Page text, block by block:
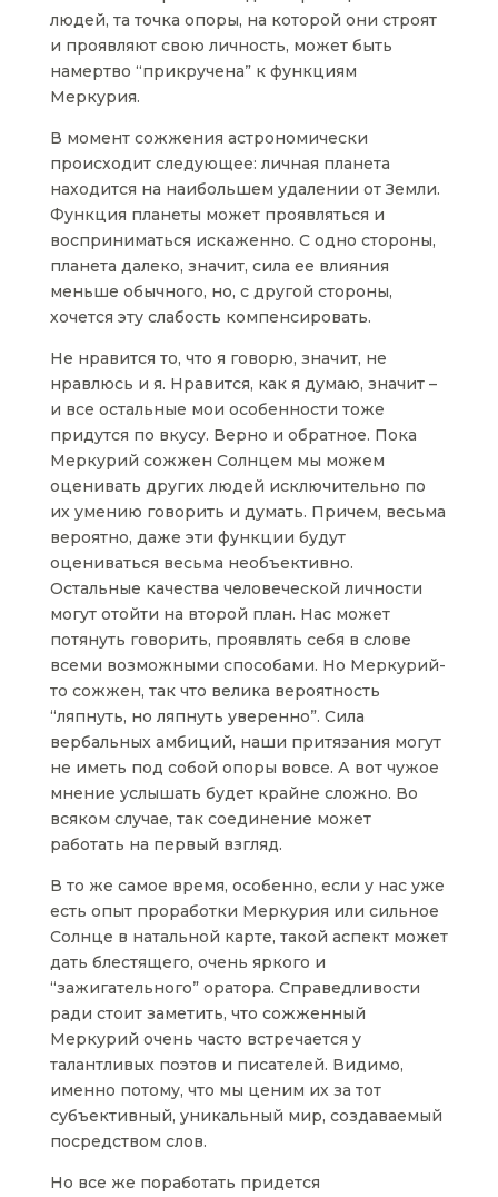
людей, та точка опоры, на которой они строят
и проявляют свою личность, может быть
намертво “прикручена” к функциям
Меркурия.
В момент сожжения астрономически
происходит следующее: личная планета
находится на наибольшем удалении от Земли.
Функция планеты может проявляться и
восприниматься искаженно. С одно стороны,
планета далеко, значит, сила ее влияния
меньше обычного, но, с другой стороны,
хочется эту слабость компенсировать.
Не нравится то, что я говорю, значит, не
нравлюсь и я. Нравится, как я думаю, значит –
и все остальные мои особенности тоже
придутся по вкусу. Верно и обратное. Пока
Меркурий сожжен Солнцем мы можем
оценивать других людей исключительно по
их умению говорить и думать. Причем, весьма
вероятно, даже эти функции будут
оцениваться весьма необъективно.
Остальные качества человеческой личности
могут отойти на второй план. Нас может
потянуть говорить, проявлять себя в слове
всеми возможными способами. Но Меркурий-
то сожжен, так что велика вероятность
“ляпнуть, но ляпнуть уверенно”. Сила
вербальных амбиций, наши притязания могут
не иметь под собой опоры вовсе. А вот чужое
мнение услышать будет крайне сложно. Во
всяком случае, так соединение может
работать на первый взгляд.
В то же самое время, особенно, если у нас уже
есть опыт проработки Меркурия или сильное
Солнце в натальной карте, такой аспект может
дать блестящего, очень яркого и
“зажигательного” оратора. Справедливости
ради стоит заметить, что сожженный
Меркурий очень часто встречается у
талантливых поэтов и писателей. Видимо,
именно потому, что мы ценим их за тот
субъективный, уникальный мир, создаваемый
посредством слов.
Но все же поработать придется